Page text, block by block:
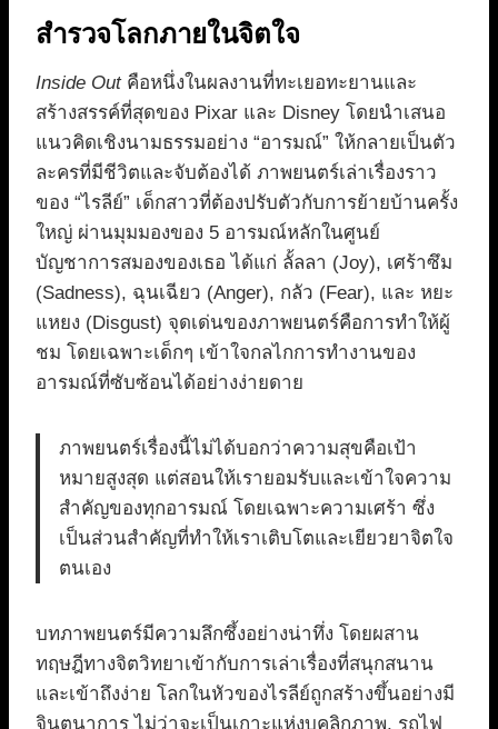
สำรวจโลกภายในจิตใจ
Inside Outคือหนึ่งในผลงานที่ทะเยอทะยานและ
สร้างสรรค์ที่สุดของ Pixar และ Disney โดยนำเสนอ
แนวคิดเชิงนามธรรมอย่าง “อารมณ์” ให้กลายเป็นตัว
ละครที่มีชีวิตและจับต้องได้ ภาพยนตร์เล่าเรื่องราว
ของ “ไรลีย์” เด็กสาวที่ต้องปรับตัวกับการย้ายบ้านครั้ง
ใหญ่ ผ่านมุมมองของ 5 อารมณ์หลักในศูนย์
บัญชาการสมองของเธอ ได้แก่ ลั้ลลา (Joy), เศร้าซึม
(Sadness), ฉุนเฉียว (Anger), กลัว (Fear), และ หยะ
แหยง (Disgust) จุดเด่นของภาพยนตร์คือการทำให้ผู้
ชม โดยเฉพาะเด็กๆ เข้าใจกลไกการทำงานของ
อารมณ์ที่ซับซ้อนได้อย่างง่ายดาย
ภาพยนตร์เรื่องนี้ไม่ได้บอกว่าความสุขคือเป้า
หมายสูงสุด แต่สอนให้เรายอมรับและเข้าใจความ
สำคัญของทุกอารมณ์ โดยเฉพาะความเศร้า ซึ่ง
เป็นส่วนสำคัญที่ทำให้เราเติบโตและเยียวยาจิตใจ
ตนเอง
บทภาพยนตร์มีความลึกซึ้งอย่างน่าทึ่ง โดยผสาน
ทฤษฎีทางจิตวิทยาเข้ากับการเล่าเรื่องที่สนุกสนาน
และเข้าถึงง่าย โลกในหัวของไรลีย์ถูกสร้างขึ้นอย่างมี
จินตนาการ ไม่ว่าจะเป็นเกาะแห่งบุคลิกภาพ, รถไฟ